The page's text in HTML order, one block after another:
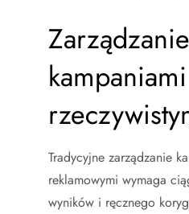
Zarządzanie
Tradycyjne zarządzanie
reklamowymi wymaga
wyników i ręcznego